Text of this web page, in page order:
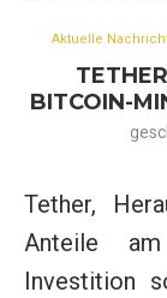
Aktuelle
BITCOIN-
Tether,
Anteile
Investition